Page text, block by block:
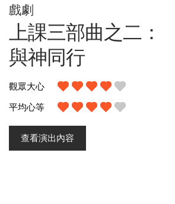
戲劇
上課三部曲之二：
與神同行
觀眾大心
平均心等
查看演出內容